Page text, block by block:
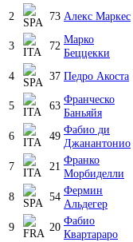
2 73 Алекс Маркес
3 72 Марко
Беццекки
4 37 Педро Акоста
5 63 Франческо
Баньяйя
6 49 Фабио ди
Джанантонио
7 21 Франко
Морбиделли
8 54 Фермин
Альдегер
9 20 Фабио
Квартараро